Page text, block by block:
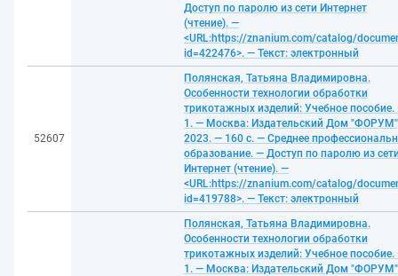
Доступ по паролю из сети Интернет
(чтение). —
<URL:https://znanium.com/catalog/
id=422476>. — Текст: электронный
52607
Полянская, Татьяна Владимировна.
Особенности технологии обработки
трикотажных изделий: Учебное пособие.
1. — Москва: Издательский Дом
2023. — 160 с. — Среднее
образование. — Доступ по паролю из
Интернет (чтение). —
<URL:https://znanium.com/catalog/
id=419788>. — Текст: электронный
Полянская, Татьяна Владимировна.
Особенности технологии обработки
трикотажных изделий: Учебное пособие.
1. — Москва: Издательский Дом